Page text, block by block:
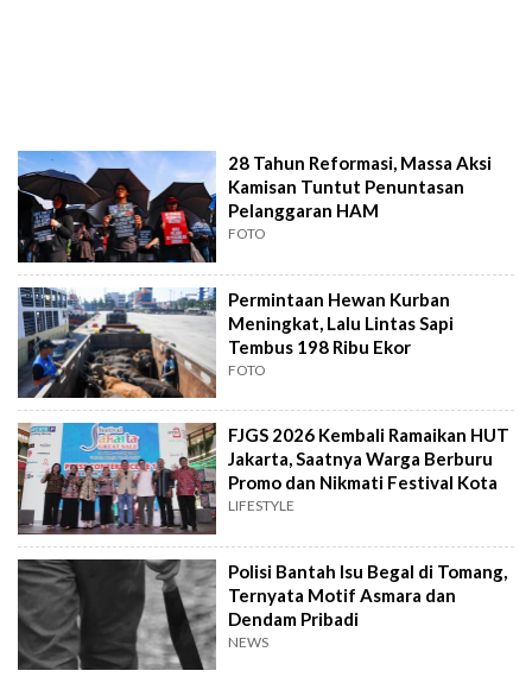
28 Tahun Reformasi, Massa Aksi
Kamisan Tuntut Penuntasan
Pelanggaran HAM
FOTO
Permintaan Hewan Kurban
Meningkat, Lalu Lintas Sapi
Tembus 198 Ribu Ekor
FOTO
FJGS 2026 Kembali Ramaikan HUT
Jakarta, Saatnya Warga Berburu
Promo dan Nikmati Festival Kota
LIFESTYLE
Polisi Bantah Isu Begal di Tomang,
Ternyata Motif Asmara dan
Dendam Pribadi
NEWS